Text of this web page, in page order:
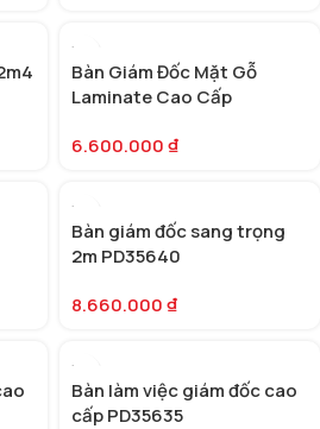
Bàn Giám Đốc Mặt Gỗ
Laminate Cao Cấp
6.600.000₫
Bàn giám đốc sang trọng
2m PD35640
8.660.000₫
Bàn làm việc giám đốc cao
cấp PD35635